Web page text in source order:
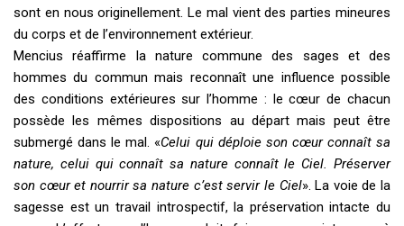
sont en nous originellement. Le mal vient des parties mineures
du corps et de l’environnement extérieur.
Mencius réaffirme la nature commune des sages et des
hommes du commun mais reconnaît une influence possible
des conditions extérieures sur l’homme : le cœur de chacun
possède les mêmes dispositions au départ mais peut être
submergé dans le mal. «Celui qui déploie son cœur connaît sa
nature, celui qui connaît sa nature connaît le Ciel. Préserver
son cœur et nourrir sa nature c’est servir le Ciel». La voie de la
sagesse est un travail introspectif, la préservation intacte du